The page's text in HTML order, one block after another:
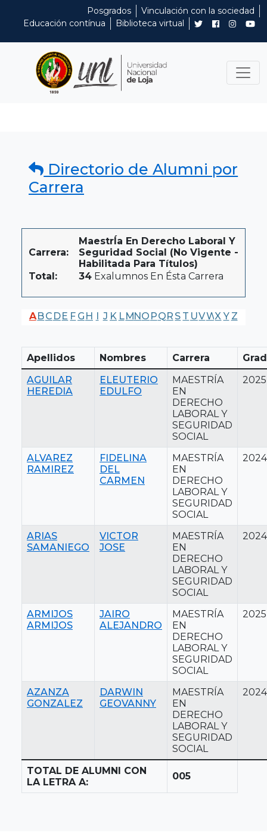
Posgrados
Vinculación con la sociedad
Educación contínua
Biblioteca virtual
Directorio de Alumni por
Carrera
Carrera:
MaestrÍa En Derecho Laboral Y
Seguridad Social (No Vigente -
Habilitada Para Títulos)
Total:
34 Exalumnos En Ésta Carrera
ABC DE F G H I J K LMNO PQR S T UVWX Y Z
Apellidos Nombres Carrera
AGUILAR
HEREDIA
ELEUTERIO
EDULFO
MAESTRÍA
EN
DERECHO
LABORAL Y
SEGURIDAD
SOCIAL
2025
ALVAREZ
RAMIREZ
FIDELINA
DEL
CARMEN
MAESTRÍA
EN
DERECHO
LABORAL Y
SEGURIDAD
SOCIAL
2024
ARIAS
SAMANIEGO
VICTOR
JOSE
MAESTRÍA
EN
DERECHO
LABORAL Y
SEGURIDAD
SOCIAL
2024
ARMIJOS
ARMIJOS
JAIRO
ALEJANDRO
MAESTRÍA
EN
DERECHO
LABORAL Y
SEGURIDAD
SOCIAL
2025
AZANZA
GONZALEZ
DARWIN
GEOVANNY
MAESTRÍA
EN
DERECHO
LABORAL Y
SEGURIDAD
SOCIAL
2024
TOTAL DE ALUMNI CON
LA LETRA A:
005